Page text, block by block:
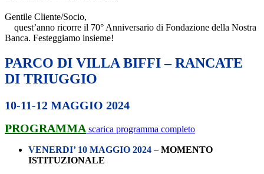
Gentile Cliente/Socio,
quest’anno ricorre il 70° Anniversario di Fondazione della Nostra
Banca. Festeggiamo insieme!
PARCO DI VILLA BIFFI – RANCATE
DI TRIUGGIO
10-11-12 MAGGIO 2024
PROGRAMMA scarica programma completo
VENERDI’ 10 MAGGIO 2024 – MOMENTO
ISTITUZIONALE